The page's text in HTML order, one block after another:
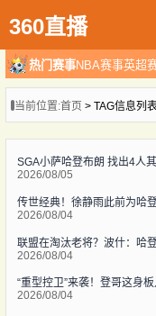
360直播
热门赛事NBA赛事英超
当前位置:首页 > TAG信息列
SGA小萨哈登布朗 找出4人
2026/08/05
传世经典！徐静雨此前为哈
2026/08/04
联盟在淘汰老将？波什：哈
2026/08/04
“重型控卫”来袭！登哥这身
2026/08/04